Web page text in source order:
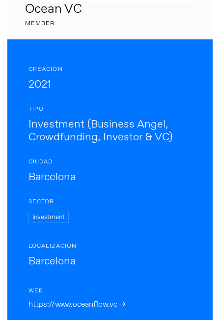
Ocean VC
MEMBER
CREACIÓN
2021
TIPO
Investment (Business Angel,
Crowdfunding, Investor & VC)
CIUDAD
Barcelona
SECTOR
Investment
LOCALIZACIÓN
Barcelona
WEB
https://www.oceanflow.vc →